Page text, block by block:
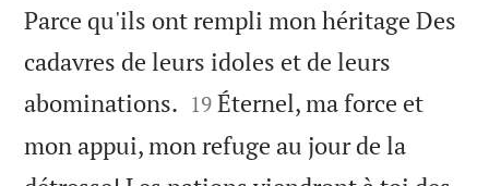
Parce qu'ils ont rempli mon héritage Des
cadavres de leurs idoles et de leurs
abominations. 

19 Éternel, ma force et
mon appui, mon refuge au jour de la